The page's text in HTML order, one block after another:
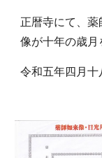
正暦寺にて、
像が十年の歳月
令和五年四月十